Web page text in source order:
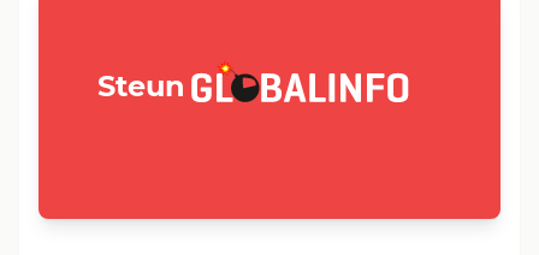
Steun GLOBALINFO.nl